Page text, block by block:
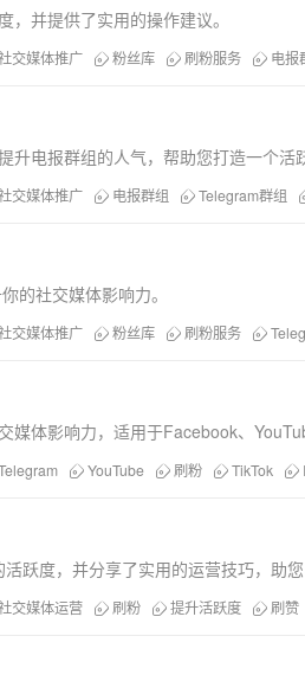
并提供了实用的操作建议。
交媒体推广 粉丝库 刷粉服务 电报
电报群组的人气，帮助您打造一个活
交媒体推广 电报群组 Telegram群组
的社交媒体影响力。
交媒体推广 粉丝库 刷粉服务
体影响力，适用于Facebook、
YouTube 刷粉 TikTok
跃度，并分享了实用的运营技巧，助
交媒体运营 刷粉 提升活跃度 刷赞